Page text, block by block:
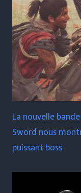
La nouvelle
Sword nous
puissant boss